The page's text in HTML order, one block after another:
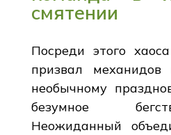
смятении
Посреди этого
призвал
необычному
безумное
Неожиданный